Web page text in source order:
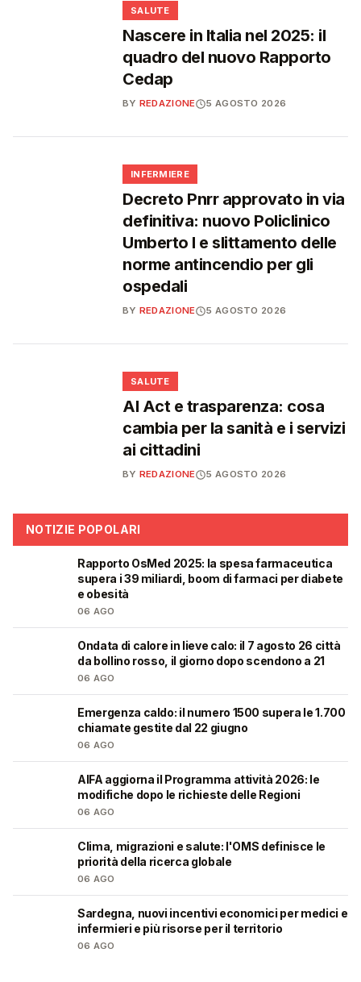
SALUTE
Nascere in Italia nel 2025: il
quadro del nuovo Rapporto
Cedap
BY REDAZIONE 5 AGOSTO 2026
INFERMIERE
Decreto Pnrr approvato in via
definitiva: nuovo Policlinico
Umberto I e slittamento delle
norme antincendio per gli
ospedali
BY REDAZIONE 5 AGOSTO 2026
SALUTE
AI Act e trasparenza: cosa
cambia per la sanità e i servizi
ai cittadini
BY REDAZIONE 5 AGOSTO 2026
NOTIZIE POPOLARI
Rapporto OsMed 2025: la spesa farmaceutica
supera i 39 miliardi, boom di farmaci per diabete
e obesità
06 AGO
Ondata di calore in lieve calo: il 7 agosto 26 città
da bollino rosso, il giorno dopo scendono a 21
06 AGO
Emergenza caldo: il numero 1500 supera le 1.700
chiamate gestite dal 22 giugno
06 AGO
AIFA aggiorna il Programma attività 2026: le
modifiche dopo le richieste delle Regioni
06 AGO
Clima, migrazioni e salute: l'OMS definisce le
priorità della ricerca globale
06 AGO
Sardegna, nuovi incentivi economici per medici e
infermieri e più risorse per il territorio
06 AGO